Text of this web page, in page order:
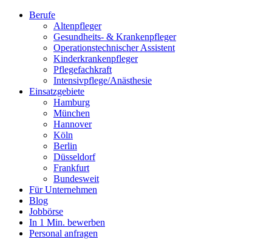
Berufe
Altenpfleger
Gesundheits- & Krankenpfleger
Operationstechnischer Assistent
Kinderkrankenpfleger
Pflegefachkraft
Intensivpflege/Anästhesie
Einsatzgebiete
Hamburg
München
Hannover
Köln
Berlin
Düsseldorf
Frankfurt
Bundesweit
Für Unternehmen
Blog
Jobbörse
In 1 Min. bewerben
Personal anfragen